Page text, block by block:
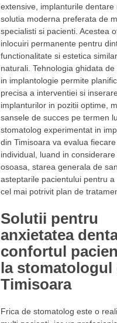
extensive, implanturile dentare
solutia moderna preferata de
specialisti si pacienti. Acestea
inlocuiri permanente pentru
functionalitate si estetica
naturali. Tehnologia ghidata
in implantologie permite
precisa a interventiei si
implanturilor in pozitii optime,
sansele de succes pe termen
stomatolog experimentat in
din Timisoara va evalua
individual, luand in
osoasa, starea generala de
asteptarile pacientului pentru
cel mai potrivit plan de
Solutii pentru
anxietatea
confortul
la stomatologul
Timisoara
Frica de stomatolog este o